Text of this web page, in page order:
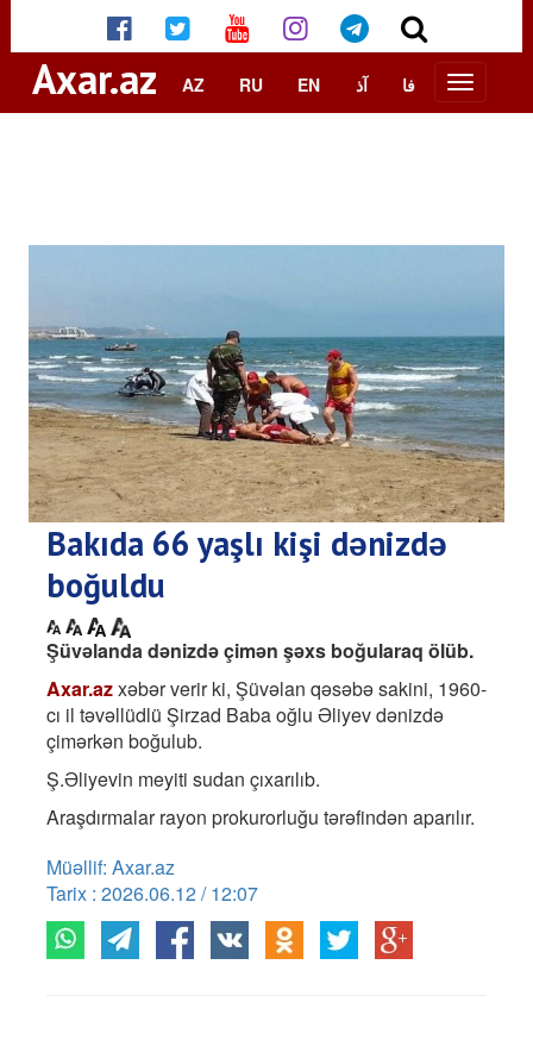
Axar.az AZ RU EN آذ فا
Bakıda 66 yaşlı kişi dənizdə
boğuldu
Şüvəlanda dənizdə çimən şəxs boğularaq ölüb.
Axar.azxəbər verir ki, Şüvəlan qəsəbə sakini, 1960-
cı il təvəllüdlü Şirzad Baba oğlu Əliyev dənizdə
çimərkən boğulub.
Ş.Əliyevin meyiti sudan çıxarılıb.
Araşdırmalar rayon prokurorluğu tərəfindən aparılır.
Müəllif: Axar.az
Tarix : 2026.06.12 / 12:07